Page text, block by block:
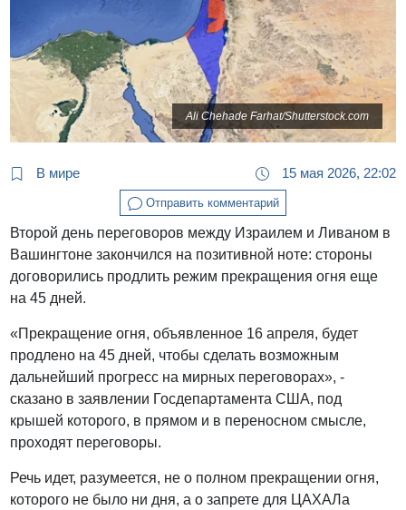
Ali Chehade Farhat/Shutterstock.com
В мире 15 мая 2026, 22:02
Отправить комментарий
Второй день переговоров между Израилем и Ливаном в
Вашингтоне закончился на позитивной ноте: стороны
договорились продлить режим прекращения огня еще
на 45 дней.
«Прекращение огня, объявленное 16 апреля, будет
продлено на 45 дней, чтобы сделать возможным
дальнейший прогресс на мирных переговорах», -
сказано в заявлении Госдепартамента США, под
крышей которого, в прямом и в переносном смысле,
проходят переговоры.
Речь идет, разумеется, не о полном прекращении огня,
которого не было ни дня, а о запрете для ЦАХАЛа